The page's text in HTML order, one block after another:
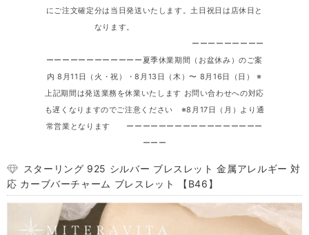
にご注文確定分は当日発送いたします。土日祝日は店休日と
なります。
ーーーーーーーーー
ーーーーーーーーーーーー夏季休業期間（お盆休み）のご案
内 8月11日（火・祝）・8月13日（木）〜 8月16日（日） ※
上記期間は発送業務を休業いたします お問い合わせへの対応
も遅くなりますのでご注意ください ※8月17日（月）より通
常営業となります ーーーーーーーーーーーーーーーーー
ーーー
スターリング 925 シルバー ブレスレット 金属アレルギー 対
応 カーブバーチャーム ブレスレット 【B46】